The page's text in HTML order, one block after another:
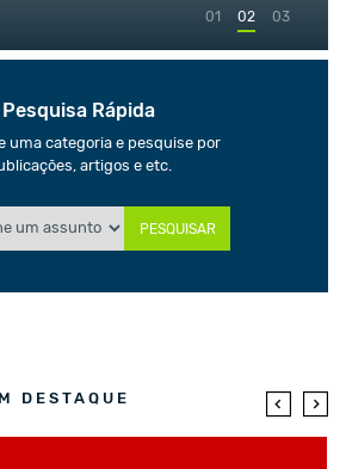
01 02 03
Pesquisa Rápida
uma categoria e pesquise por
artigos e etc.
PESQUISAR
DESTAQUE